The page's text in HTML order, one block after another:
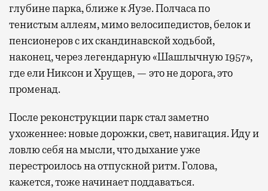
глубине парка, ближе к Яузе. Полчаса по
тенистым аллеям, мимо велосипедистов, белок и
пенсионеров с их скандинавской ходьбой,
наконец, через легендарную «Шашлычную 1957»,
где ели Никсон и Хрущев, — это не дорога, это
променад.
После реконструкции парк стал заметно
ухоженнее: новые дорожки, свет, навигация. Иду и
ловлю себя на мысли, что дыхание уже
перестроилось на отпускной ритм. Голова,
кажется, тоже начинает поддаваться.